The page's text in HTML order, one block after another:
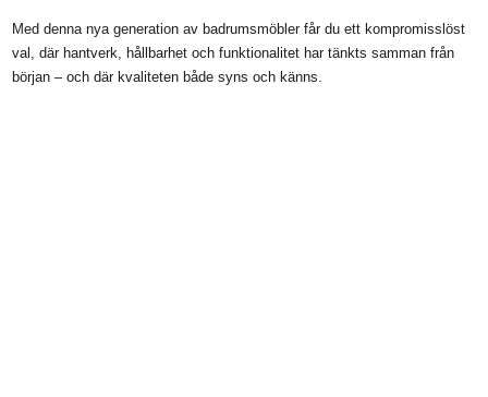
Med denna nya generation av badrumsmöbler får du ett kompromisslöst
val, där hantverk, hållbarhet och funktionalitet har tänkts samman från
början – och där kvaliteten både syns och känns.